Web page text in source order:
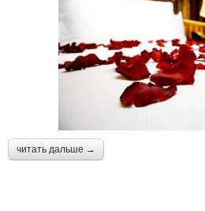
читать дальше →